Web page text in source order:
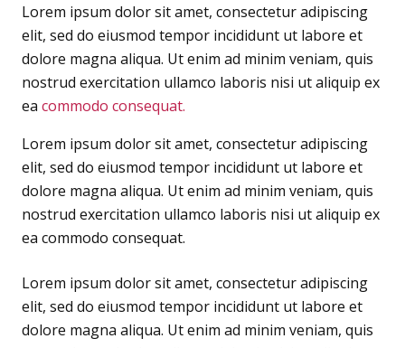
Lorem ipsum dolor sit amet, consectetur adipiscing
elit, sed do eiusmod tempor incididunt ut labore et
dolore magna aliqua. Ut enim ad minim veniam, quis
nostrud exercitation ullamco laboris nisi ut aliquip ex
ea commodo consequat.
Lorem ipsum dolor sit amet, consectetur adipiscing
elit, sed do eiusmod tempor incididunt ut labore et
dolore magna aliqua. Ut enim ad minim veniam, quis
nostrud exercitation ullamco laboris nisi ut aliquip ex
ea commodo consequat.
Lorem ipsum dolor sit amet, consectetur adipiscing
elit, sed do eiusmod tempor incididunt ut labore et
dolore magna aliqua. Ut enim ad minim veniam, quis